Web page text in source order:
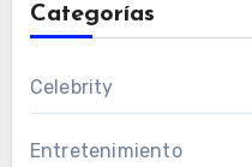
Categorías
Celebrity
Entretenimiento